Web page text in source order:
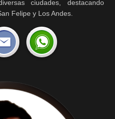
ciudades, destacando
Felipe y Los Andes.